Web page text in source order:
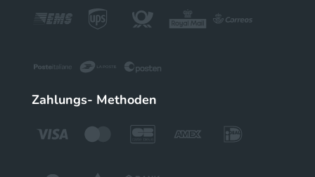
Zahlungs- Methoden